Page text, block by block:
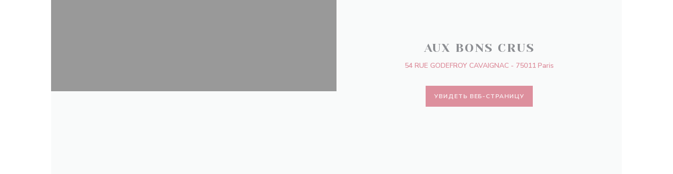
AUX BONS CRUS
54 RUE GODEFROY CAVAIGNAC - 75011 Paris
УВИДЕТЬ ВЕБ-СТРАНИЦУ